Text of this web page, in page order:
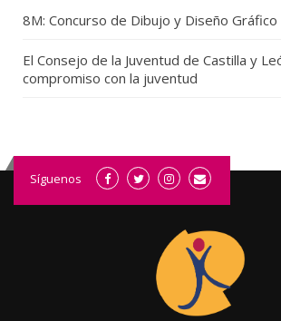
8M: Concurso de Dibujo y Diseño Gráfico
El Consejo de la Juventud de Castilla y
compromiso con la juventud
Síguenos